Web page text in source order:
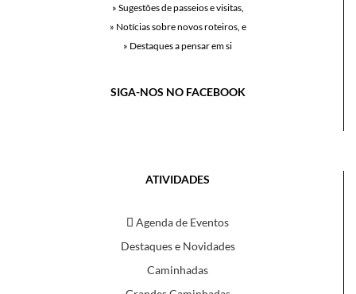
» Sugestões de passeios e visitas,
» Notícias sobre novos roteiros, e
» Destaques a pensar em si
SIGA-NOS NO FACEBOOK
ATIVIDADES
Agenda de Eventos
Destaques e Novidades
Caminhadas